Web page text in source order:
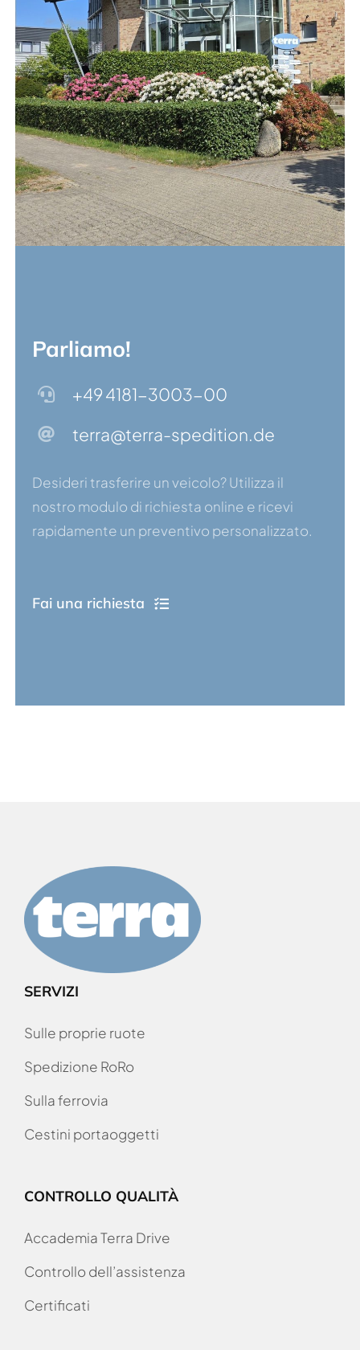
Parliamo!
+49 4181-3003-00
terra@terra-spedition.de
Desideri trasferire un veicolo? Utilizza il
nostro modulo di richiesta online e ricevi
rapidamente un preventivo personalizzato.
Fai una richiesta
SERVIZI
Sulle proprie ruote
Spedizione RoRo
Sulla ferrovia
Cestini portaoggetti
CONTROLLO QUALITÀ
Accademia Terra Drive
Controllo dell’assistenza
Certificati